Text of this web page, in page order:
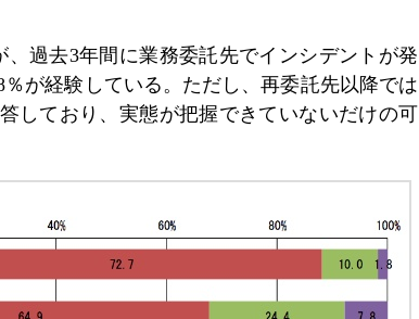
、過去3年間に業務委託先でインシデントが発
が経験している。ただし、再委託先以降では
しており、実態が把握できていないだけの可